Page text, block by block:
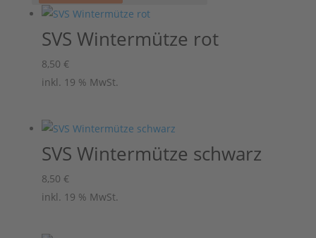
SVS Wintermütze rot
8,50 €
inkl. 19 % MwSt.
SVS Wintermütze schwarz
8,50 €
inkl. 19 % MwSt.